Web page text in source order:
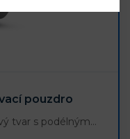
pouzdro
tvar s podélným…